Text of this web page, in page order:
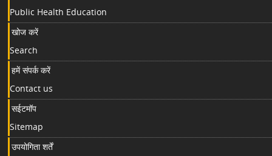
Public Health Education
खोज करें
Search
हमें संपर्क करें
Contact us
सईटमॉप
Sitemap
उपयोगिता शर्तें